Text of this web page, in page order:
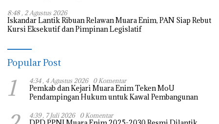
8:48 , 2 Agustus 2026
Iskandar Lantik Ribuan Relawan Muara Enim, PAN Siap Rebut
Kursi Eksekutif dan Pimpinan Legislatif
Popular Post
1 4:34 , 4 Agustus 2026 0 Komentar
Pemkab dan Kejari Muara Enim Teken MoU
Pendampingan Hukum untuk Kawal Pembangunan
4:39 , 7 Juli 2026 0 Komentar